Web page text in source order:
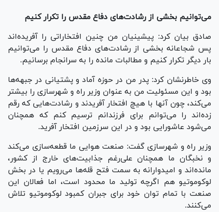
می‌توانیم بخشی از رشادت‌های دفاع مقدس را تکرار کنیم
صادق بیان کرد: پیشینیان من چنین افتخاراتی را آفریده‌اند
پس شجاعانه بخشی از رشادت‌های دفاع مقدس را می‌توانیم
بار دیگر تکرار کنیم و مطالبات مانده را به سرانجام برسانیم.
وی خاطرنشان کرد: پدر من در حوزه آماد و پشتیانی در جبهه‌ها
بود و این مسئولیت من به عنوان وزیر راه و شهرسازی را بیشتر
می‌کند، چون آنها با هیچ افتخار آفریدند و رشادت‌هایی که رقم
زده‌اند را می‌توانم برای فرزندانم ترسیم کنم که همچنان
می‌شود عاشورایی بود و در این سرزمین افتخار آفرید.
وزیر راه و شهرسازی گفت: صنعت هوایی ما قطعه‌سازی می‌کند
و نخبگان ما همچنان علی‌رغم جذابیت‌های خارج از کشور،
مانده‌اند و امیدوارانه به سمت فتح قله‌ها می‌رویم یا در بخش
لوکوموتیو هم اگرچه تولید ما محدود است، اما فعالان این
صنعت با تمام توان خود برای جبران کمبود لوکوموتیو تلاش
می‌کنند.